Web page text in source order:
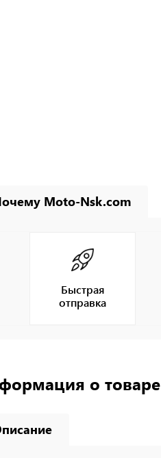
Moto-Nsk.com
Быстрая
отправка
о товаре